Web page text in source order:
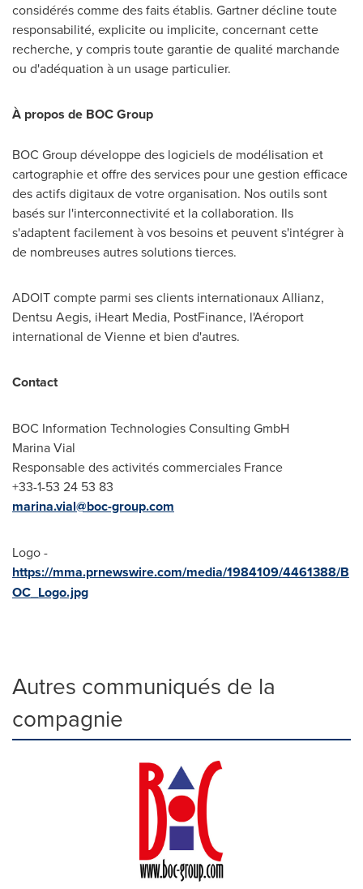
considérés comme des faits établis. Gartner décline toute
responsabilité, explicite ou implicite, concernant cette
recherche, y compris toute garantie de qualité marchande
ou d'adéquation à un usage particulier.
À propos de BOC Group
BOC Group développe des logiciels de modélisation et
cartographie et offre des services pour une gestion efficace
des actifs digitaux de votre organisation. Nos outils sont
basés sur l'interconnectivité et la collaboration. Ils
s'adaptent facilement à vos besoins et peuvent s'intégrer à
de nombreuses autres solutions tierces.
ADOIT compte parmi ses clients internationaux Allianz,
Dentsu Aegis, iHeart Media, PostFinance, l'Aéroport
international de Vienne et bien d'autres.
Contact
BOC Information Technologies Consulting GmbH
Marina Vial
Responsable des activités commerciales France
+33-1-53 24 53 83
marina.vial@boc-group.com
Logo -
https://mma.prnewswire.com/media/1984109/4461388/B
OC_Logo.jpg
Autres communiqués de la
compagnie